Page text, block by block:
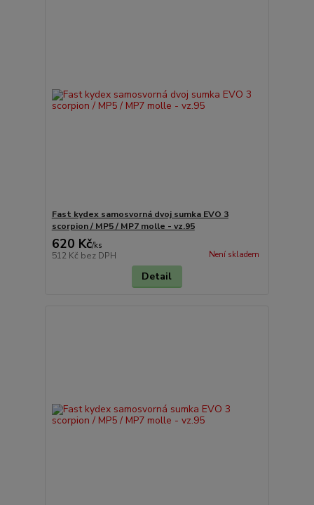
Fast kydex samosvorná dvoj sumka EVO 3
scorpion / MP5 / MP7 molle - vz.95
620 Kč/ks
512 Kč bez DPH Není skladem
Detail